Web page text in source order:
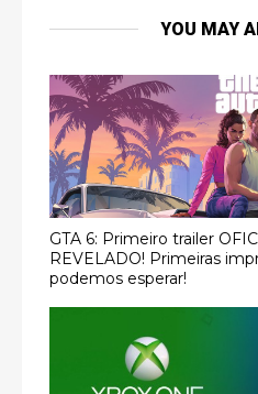
YOU MAY
GTA 6: Primeiro trailer
REVELADO! Primeiras
podemos esperar!